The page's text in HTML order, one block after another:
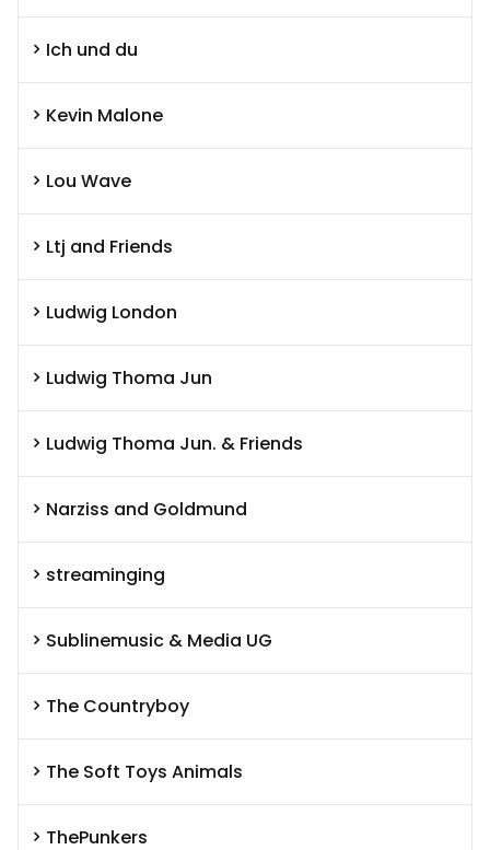
Ich und du
Kevin Malone
Lou Wave
Ltj and Friends
Ludwig London
Ludwig Thoma Jun
Ludwig Thoma Jun. & Friends
Narziss and Goldmund
streaminging
Sublinemusic & Media UG
The Countryboy
The Soft Toys Animals
ThePunkers